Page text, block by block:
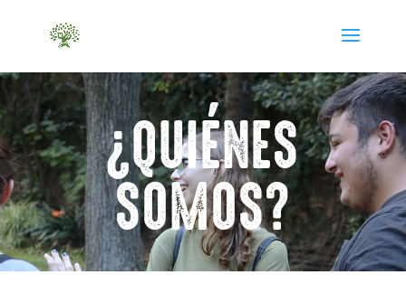
¿QUIÉNES
SOMOS?